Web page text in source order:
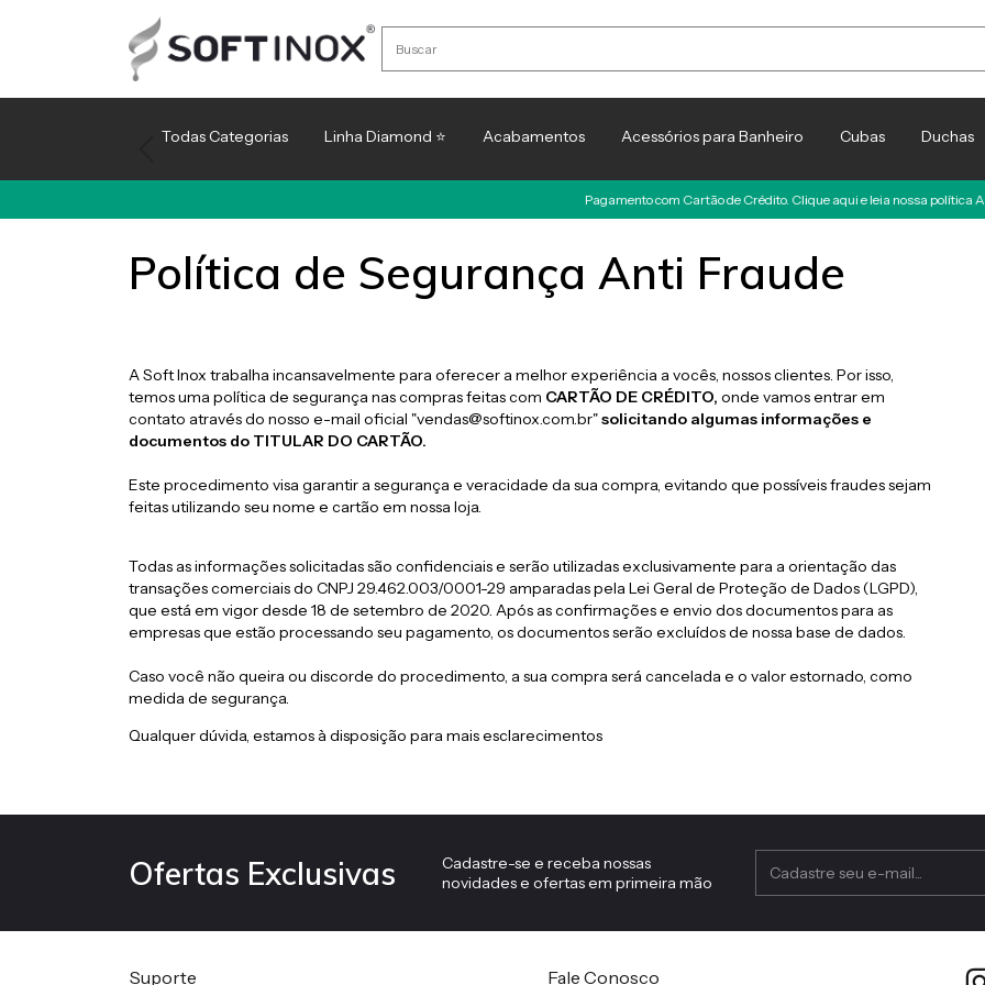
Todas Categorias Linha Diamond ⭐ Acabamentos Acessórios para Banheiro Cubas Duchas
Pagamento com Cartão de Crédito. Clique aqui e leia nossa política
Política de Segurança Anti Fraude
A Soft Inox trabalha incansavelmente para oferecer a melhor experiência a vocês, nossos clientes. Por isso,
temos uma política de segurança nas compras feitas com CARTÃO DE CRÉDITO, onde vamos entrar em
contato através do nosso e-mail oficial "vendas@softinox.com.br"solicitando algumas informações e
documentos do TITULAR DO CARTÃO.
Este procedimento visa garantir a segurança e veracidade da sua compra, evitando que possíveis fraudes sejam
feitas utilizando seu nome e cartão em nossa loja.
Todas as informações solicitadas são confidenciais e serão utilizadas exclusivamente para a orientação das
transações comerciais do CNPJ 29.462.003/0001-29 amparadas pela Lei Geral de Proteção de Dados (LGPD),
que está em vigor desde 18 de setembro de 2020. Após as confirmações e envio dos documentos para as
empresas que estão processando seu pagamento, os documentos serão excluídos de nossa base de dados.
Caso você não queira ou discorde do procedimento, a sua compra será cancelada e o valor estornado, como
medida de segurança.
Qualquer dúvida, estamos à disposição para mais esclarecimentos
Ofertas Exclusivas
Cadastre-se e receba nossas
novidades e ofertas em primeira mão
Suporte Fale Conosco